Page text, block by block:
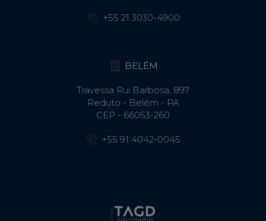
+55 21 3030-4900
BELÉM
Travessa Rui Barbosa, 897
Reduto - Belém - PA
CEP - 66053-260
+55 91 4042-0045